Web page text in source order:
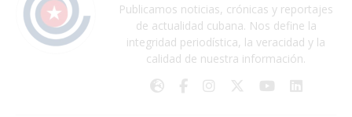
Publicamos noticias, crónicas y reportajes
de actualidad cubana. Nos define la
integridad periodística, la veracidad y la
calidad de nuestra información.